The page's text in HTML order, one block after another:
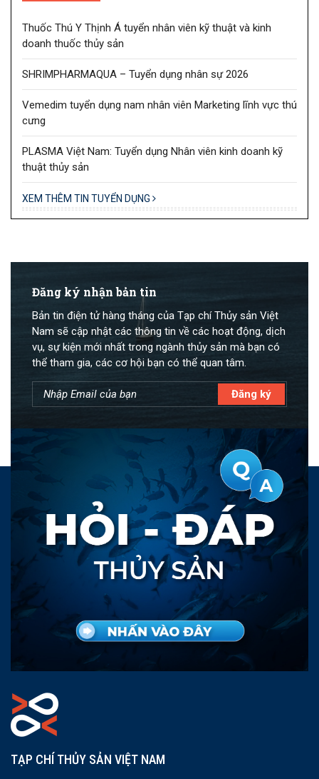
Thuốc Thú Y Thịnh Á tuyển nhân viên kỹ thuật và kinh
doanh thuốc thủy sản
SHRIMPHARMAQUA – Tuyển dụng nhân sự 2026
Vemedim tuyển dụng nam nhân viên Marketing lĩnh vực thú
cưng
PLASMA Việt Nam: Tuyển dụng Nhân viên kinh doanh kỹ
thuật thủy sản
XEM THÊM TIN TUYỂN DỤNG
Đăng ký nhận bản tin
Bản tin điện tử hàng tháng của Tạp chí Thủy sản Việt
Nam sẽ cập nhật các thông tin về các hoạt động, dịch
vụ, sự kiện mới nhất trong ngành thủy sản mà bạn có
thể tham gia, các cơ hội bạn có thể quan tâm.
TẠP CHÍ THỦY SẢN VIỆT NAM